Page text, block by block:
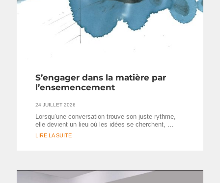
S’engager dans la matière par
l’ensemencement
24 JUILLET 2026
Lorsqu’une conversation trouve son juste rythme,
elle devient un lieu où les idées se cherchent, …
LIRE LA SUITE